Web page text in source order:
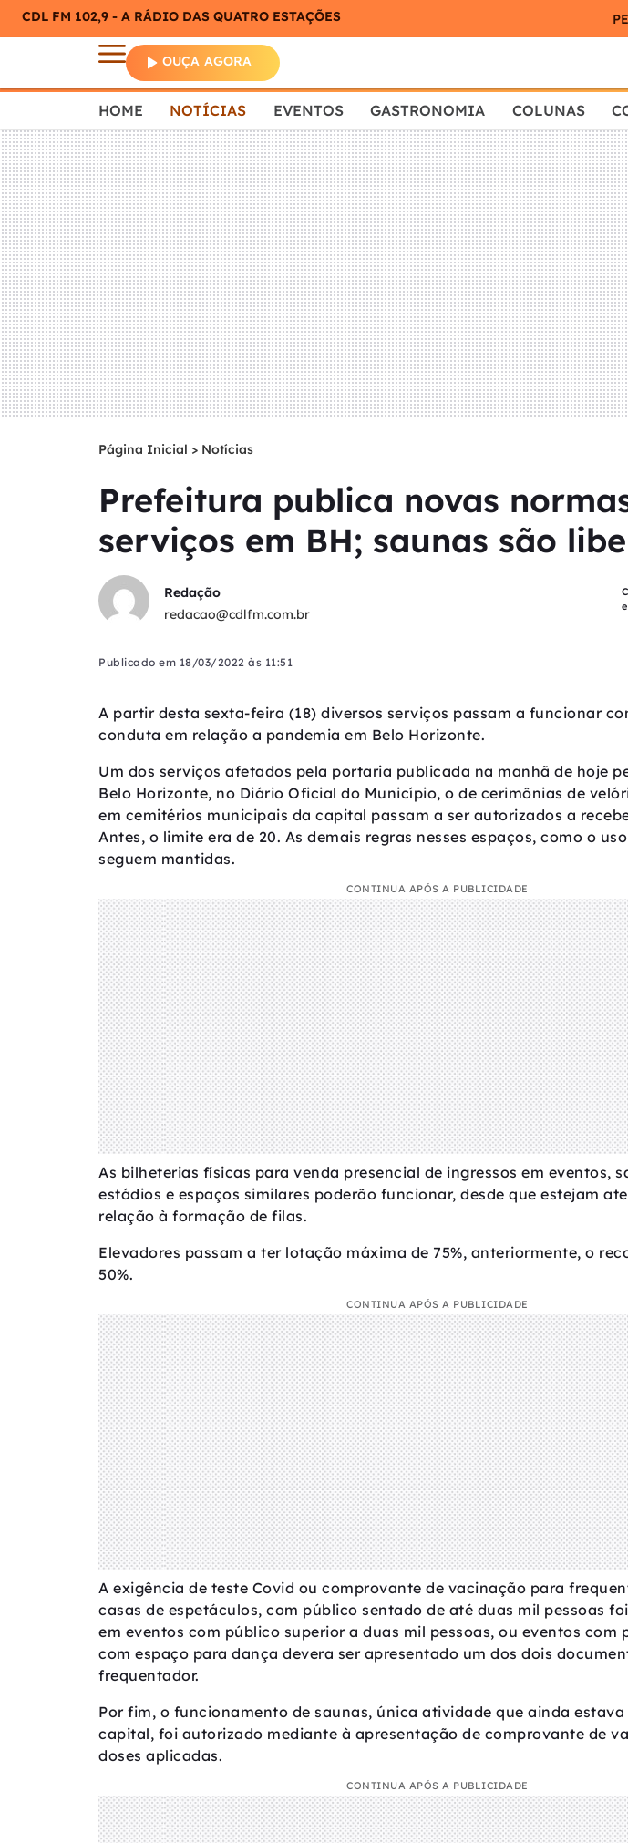
CDL FM 102,9 - A RÁDIO DAS QUATRO ESTAÇÕES
OUÇA AGORA
HOME NOTÍCIAS EVENTOS GASTRONOMIA COLUNAS
Página Inicial > Notícias
Prefeitura publica novas
serviços em BH; saunas são
Redação
redacao@cdlfm.com.br
Publicado em 18/03/2022 às 11:51
A partir desta sexta-feira (18) diversos serviços passam a funcionar
conduta em relação a pandemia em Belo Horizonte.
Um dos serviços afetados pela portaria publicada na manhã de hoje
Belo Horizonte, no Diário Oficial do Município, o de cerimônias de
em cemitérios municipais da capital passam a ser autorizados a
Antes, o limite era de 20. As demais regras nesses espaços, como o
seguem mantidas.
CONTINUA APÓS A PUBLICIDADE
As bilheterias físicas para venda presencial de ingressos em eventos,
estádios e espaços similares poderão funcionar, desde que estejam
relação à formação de filas.
Elevadores passam a ter lotação máxima de 75%, anteriormente, o
50%.
CONTINUA APÓS A PUBLICIDADE
A exigência de teste Covid ou comprovante de vacinação para
casas de espetáculos, com público sentado de até duas mil pessoas
em eventos com público superior a duas mil pessoas, ou eventos com
com espaço para dança devera ser apresentado um dos dois
frequentador.
Por fim, o funcionamento de saunas, única atividade que ainda estava
capital, foi autorizado mediante à apresentação de comprovante de
doses aplicadas.
CONTINUA APÓS A PUBLICIDADE